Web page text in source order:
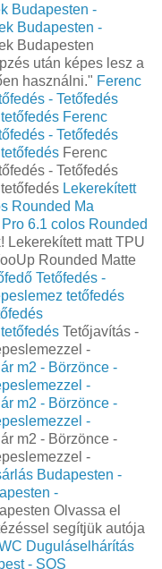
Budapesten -
Budapesten -
Budapesten
után képes lesz a
használni." Ferenc
- Tetőfedés
Ferenc
- Tetőfedés
Ferenc
- Tetőfedés
Lekerekített
Rounded Ma
6.1 colos Rounded
Lekerekített matt TPU
Rounded Matte
Tetőfedés -
tetőfedés
Tetőjavítás -
-
m2 - Börzönce -
-
m2 - Börzönce -
-
m2 - Börzönce -
-
Budapesten -
-
Olvassa el
segítjük autója
Duguláselhárítás
- SOS